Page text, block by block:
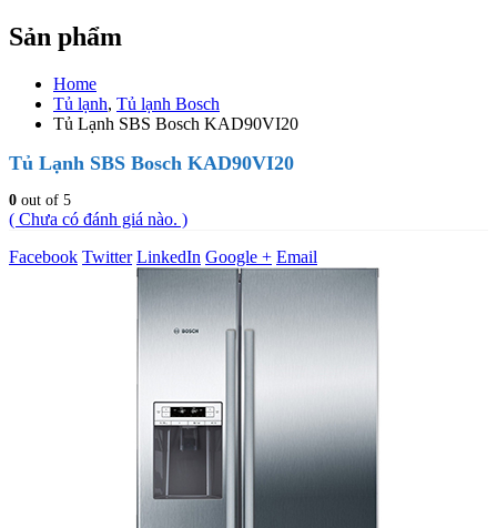
Sản phẩm
Home
Tủ lạnh, Tủ lạnh Bosch
Tủ Lạnh SBS Bosch KAD90VI20
Tủ Lạnh SBS Bosch KAD90VI20
0 out of 5
( Chưa có đánh giá nào. )
Facebook Twitter LinkedIn Google + Email